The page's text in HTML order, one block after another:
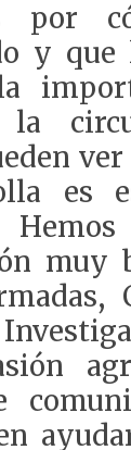
por
y que
la
es
muy